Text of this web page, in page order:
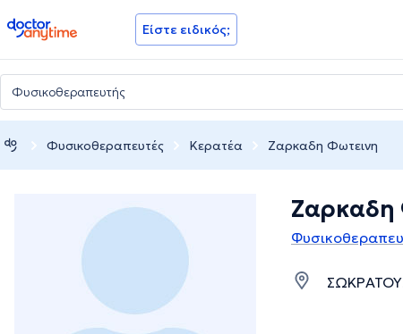
doctoranytime Είστε ειδικός;
Φυσικοθεραπευτές Κερατέα Ζαρκαδη Φωτεινη
Ζαρκαδη